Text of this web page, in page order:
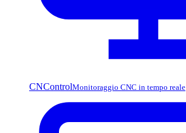
CNControlMonitoraggio CNC in tempo reale